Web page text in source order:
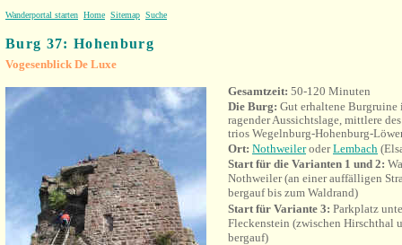
Wanderportal starten Home Sitemap Suche
Burg 37: Hohenburg
Vogesenblick De Luxe
Gesamtzeit: 50-120 Minuten
Die Burg: Gut erhaltene Burgruine
ragender Aussichtslage, mittlere
trios Wegelnburg-Hohenburg-
Ort: NothweileroderLembach
Start für die Varianten 1 und 2:
Nothweiler (an einer auffälligen
bergauf bis zum Waldrand)
Start für Variante 3: Parkplatz
Fleckenstein (zwischen Hirschthal
bergauf)